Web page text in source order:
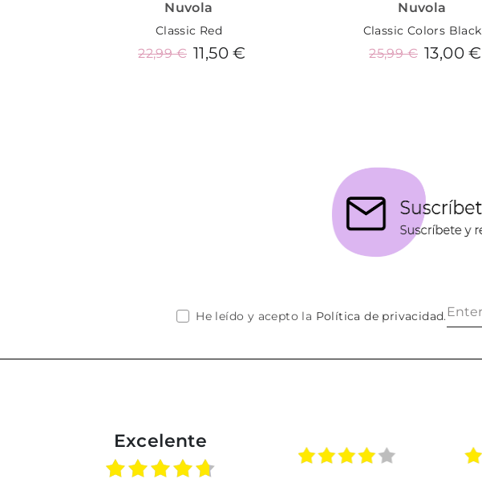
Nuvola
Classic Red
11,50 €
22,99 €
Nuvola
Classic Colors Black
13,00 €
25,99 €
He leído y acepto la Política de privacidad.
Excelente